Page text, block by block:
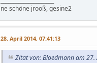
ne schöne jrooß, gesine2
28. April 2014, 07:41:13
Zitat von: Bloedmann am